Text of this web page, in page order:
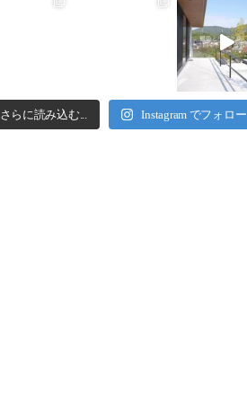
さらに読み込む... Instagram でフォロー